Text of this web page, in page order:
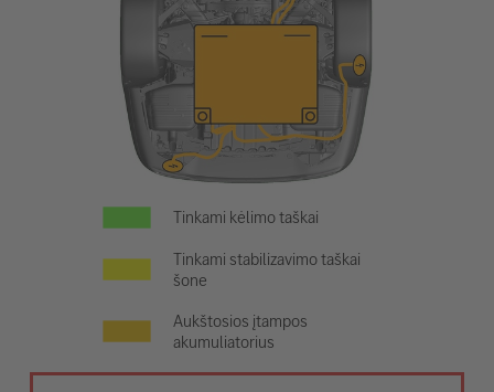
Tinkami kėlimo taškai
Tinkami stabilizavimo taškai
šone
Aukštosios įtampos
akumuliatorius